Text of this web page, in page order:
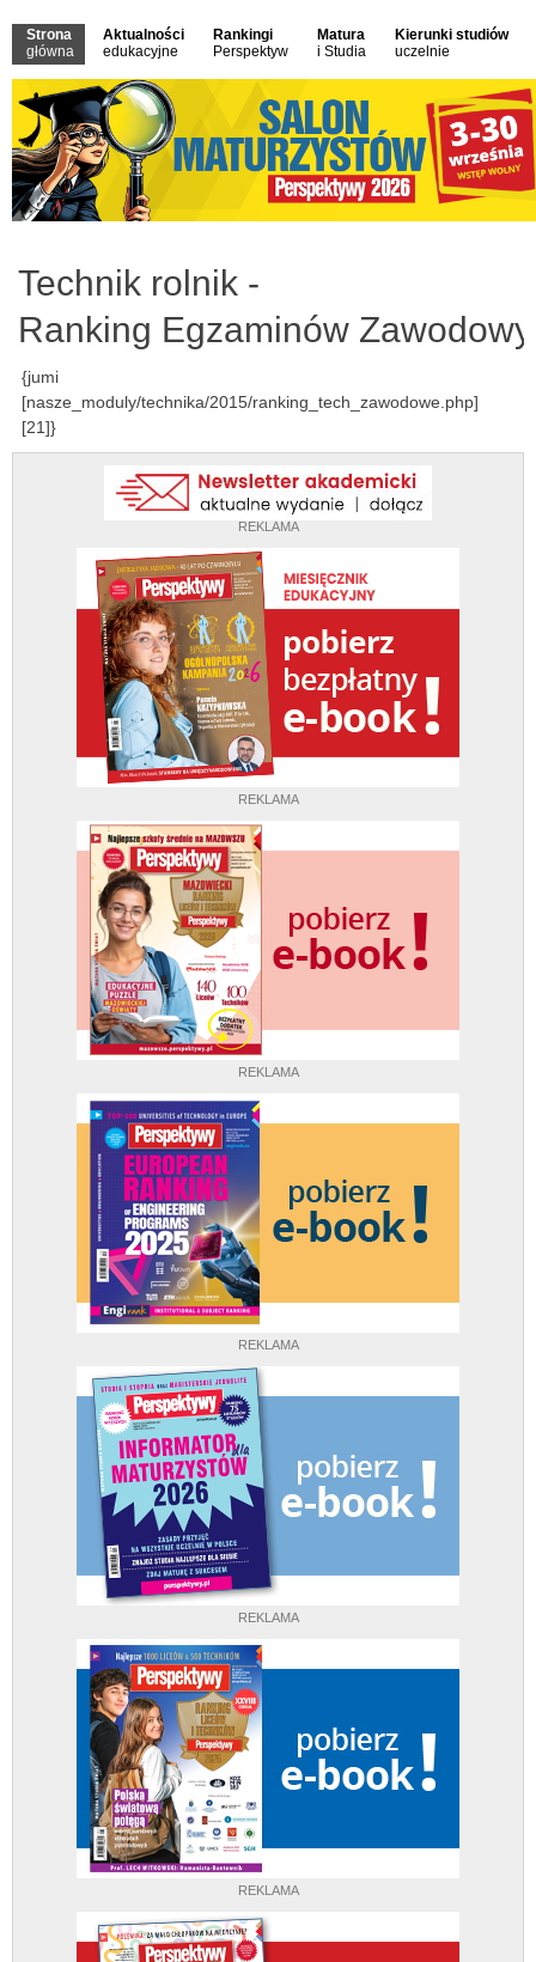
Strona
główna
Aktualności
edukacyjne
Rankingi
Perspektyw
Matura
i Studia
Kierunki studiów
uczelnie
REKLAMA
REKLAMA
REKLAMA
REKLAMA
REKLAMA
REKLAMA
Technik rolnik -
Ranking Egzaminów
{jumi
[nasze_moduly/technika/2015/ranking_tech_zawodowe.php]
[21]}